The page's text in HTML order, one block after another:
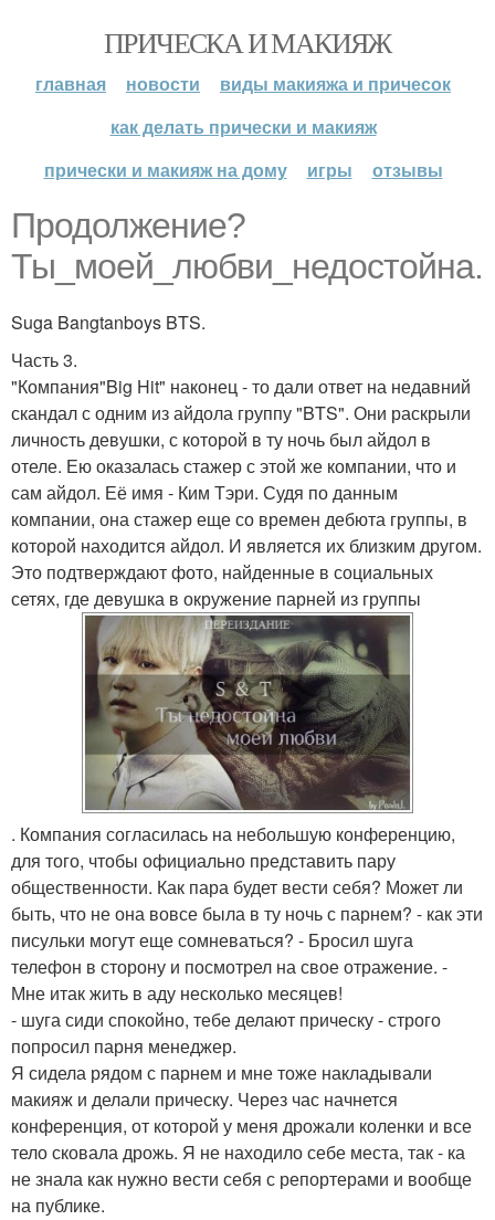
ПРИЧЕСКА И МАКИЯЖ
главная новости
виды макияжа и причесок
как делать прически и макияж
прически и макияж на дому
игры отзывы
Продолжение?
Ты_моей_любви_недостойна.
Suga Bangtanboys BTS.
Часть 3.
"Компания"Big Hit" наконец - то дали ответ на недавний
скандал с одним из айдола группу "BTS". Они раскрыли
личность девушки, с которой в ту ночь был айдол в
отеле. Ею оказалась стажер с этой же компании, что и
сам айдол. Её имя - Ким Тэри. Судя по данным
компании, она стажер еще со времен дебюта группы, в
которой находится айдол. И является их близким другом.
Это подтверждают фото, найденные в социальных
сетях, где девушка в окружение парней из группы
. Компания согласилась на небольшую конференцию,
для того, чтобы официально представить пару
общественности. Как пара будет вести себя? Может ли
быть, что не она вовсе была в ту ночь с парнем? - как эти
писульки могут еще сомневаться? - Бросил шуга
телефон в сторону и посмотрел на свое отражение. -
Мне итак жить в аду несколько месяцев!
- шуга сиди спокойно, тебе делают прическу - строго
попросил парня менеджер.
Я сидела рядом с парнем и мне тоже накладывали
макияж и делали прическу. Через час начнется
конференция, от которой у меня дрожали коленки и все
тело сковала дрожь. Я не находило себе места, так - ка
не знала как нужно вести себя с репортерами и вообще
на публике.